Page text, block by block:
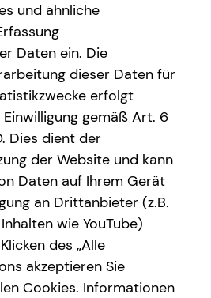
12
und ähnliche
Daten ein. Die
dieser Daten für
erfolgt
gemäß Art. 6
Dies dient der
der Website und kann
Daten auf Ihrem Gerät
an Drittanbieter (z.B.
wie YouTube)
des „Alle
akzeptieren Sie
Cookies. Informationen